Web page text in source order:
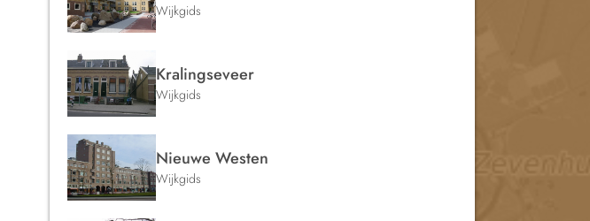
Wijkgids
Kralingseveer
Wijkgids
Nieuwe Westen
Wijkgids